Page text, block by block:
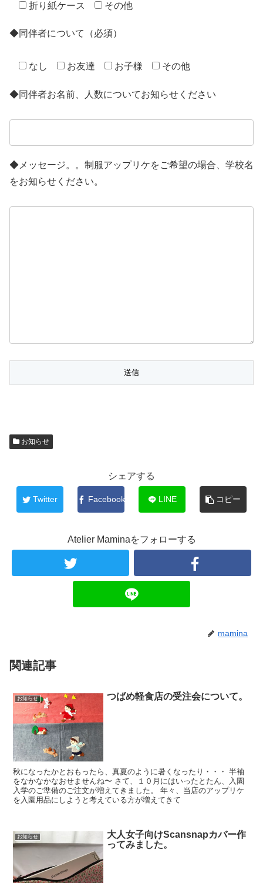
折り紙ケース
その他
◆同伴者について（必須）
なし お友達 お子様 その他
◆同伴者お名前、人数についてお知らせください
◆メッセージ。。制服アップリケをご希望の場合、学校名
をお知らせください。
お知らせ
シェアする
Twitter Facebook LINE コピー
Atelier Maminaをフォローする
mamina
関連記事
お知らせ つばめ軽食店の受注会について。
秋になったかとおもったら、真夏のように暑くなったり・・・ 半袖
をなかなかなおせませんね〜 さて、１０月にはいったとたん、入園
入学のご準備のご注文が増えてきました。 年々、当店のアップリケ
を入園用品にしようと考えている方が増えてきて
お知らせ
大人女子向けScansnapカバー作
ってみました。